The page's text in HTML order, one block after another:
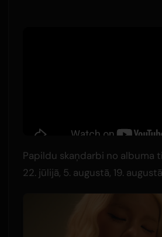
Papildu skaņdarbi no albuma
22. jūlijā, 5. augustā, 19.